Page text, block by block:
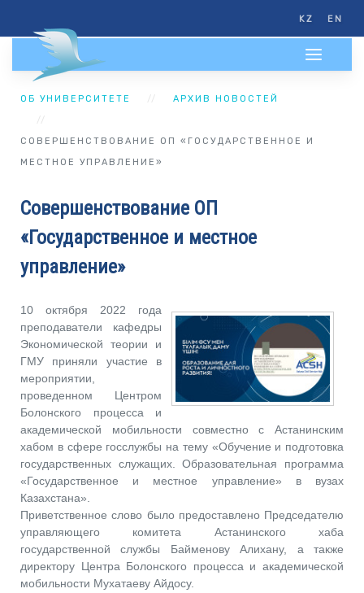
KZ EN
ОБ УНИВЕРСИТЕТЕ АРХИВ НОВОСТЕЙ
СОВЕРШЕНСТВОВАНИЕ ОП «ГОСУДАРСТВЕННОЕ И
МЕСТНОЕ УПРАВЛЕНИЕ»
Совершенствование ОП
«Государственное и местное
управление»
10 октября 2022 года
преподаватели кафедры
Экономической теории и
ГМУ приняли участие в
мероприятии,
проведенном Центром
Болонского процесса и
академической мобильности совместно с Астанинским
хабом в сфере госслужбы на тему «Обучение и подготовка
государственных служащих. Образовательная программа
«Государственное и местное управление» в вузах
Казахстана».
Приветственное слово было предоставлено Председателю
управляющего комитета Астанинского хаба
государственной службы Байменову Алихану, а также
директору Центра Болонского процесса и академической
мобильности Мухатаеву Айдосу.